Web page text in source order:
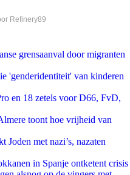
Refinery89
grensaanval door migranten
'genderidentiteit' van kinderen
en 18 zetels voor D66, FvD,
toont hoe vrijheid van
Joden met nazi’s, nazaten
in Spanje ontketent crisis